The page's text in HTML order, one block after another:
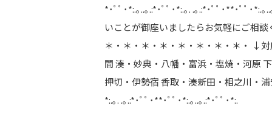
*･ﾟﾟ･*:.｡..｡.:*･ﾟﾟ･*:.｡. .｡.:*･ﾟﾟ･**･ﾟﾟ･
いことが御座いましたらお気軽にご相
＊・＊・＊・＊・＊・＊・＊・＊・ ↓
間 湊・妙典・八幡・富浜・塩焼・河原
押切・伊勢宿 香取・湊新田・相之川・
*:.｡. .｡.:*･ﾟﾟ･**･ﾟﾟ･*:.｡..｡.:*･ﾟﾟ･*:.